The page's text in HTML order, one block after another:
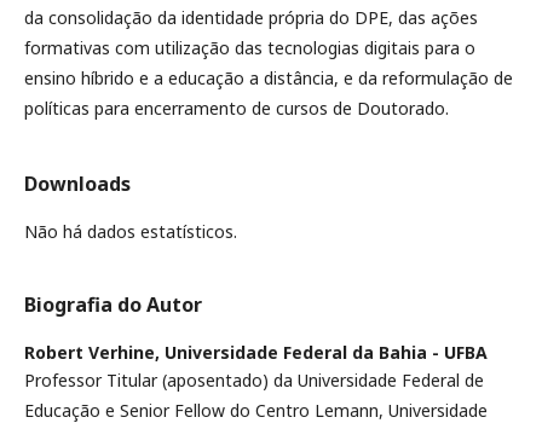
da consolidação da identidade própria do DPE, das ações
formativas com utilização das tecnologias digitais para o
ensino híbrido e a educação a distância, e da reformulação de
políticas para encerramento de cursos de Doutorado.
Downloads
Não há dados estatísticos.
Biografia do Autor
Robert Verhine, Universidade Federal da Bahia - UFBA
Professor Titular (aposentado) da Universidade Federal de
Educação e Senior Fellow do Centro Lemann, Universidade